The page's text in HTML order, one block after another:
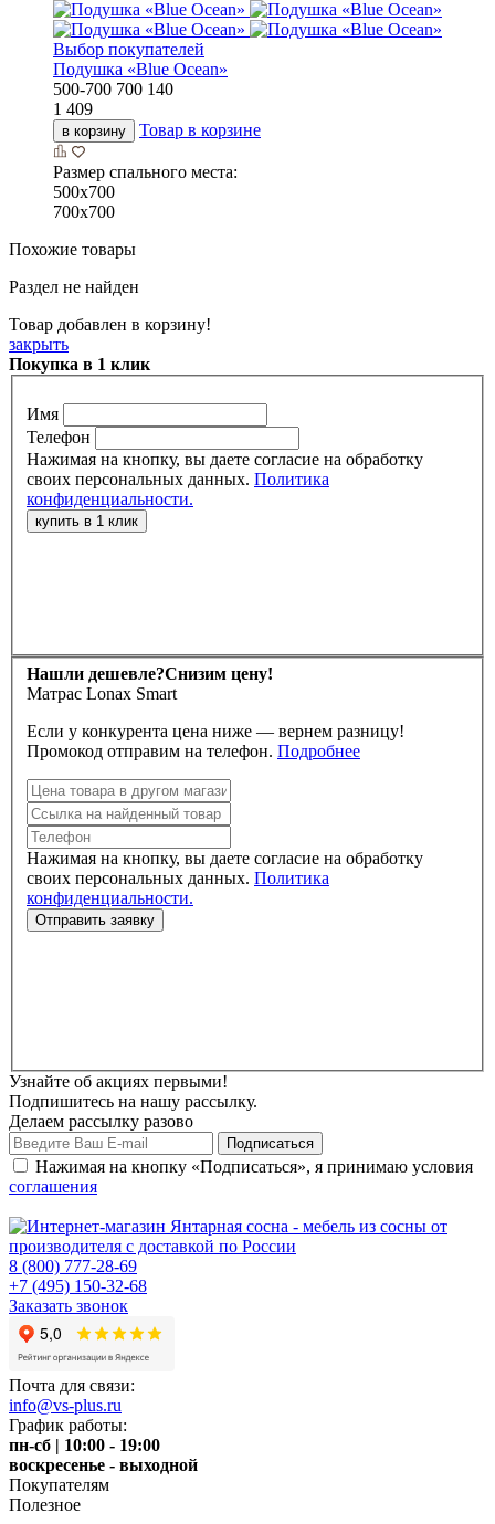
Выбор покупателей
Подушка «Bluе Ocean»
500-700 700 140
1 409
в корзину Товар в корзине
Размер спального места:
500х700
700х700
Похожие товары
Раздел не найден
Товар добавлен в корзину!
закрыть
Покупка в 1 клик
Имя
Телефон
Нажимая на кнопку, вы даете согласие на обработку
своих персональных данных. Политика
конфиденциальности.
Нашли дешевле?Снизим цену!
Матрас Lonax Smart
Если у конкурента цена ниже — вернем разницу!
Промокод отправим на телефон. Подробнее
Нажимая на кнопку, вы даете согласие на обработку
своих персональных данных. Политика
конфиденциальности.
Узнайте об акциях первыми!
Подпишитесь на нашу рассылку.
Делаем рассылку разово
Нажимая на кнопку «Подписаться», я принимаю условия
соглашения
8 (800) 777-28-69
+7 (495) 150-32-68
Заказать звонок
Почта для связи:
info@vs-plus.ru
График работы:
пн-сб | 10:00 - 19:00
воскресенье - выходной
Покупателям
Полезное